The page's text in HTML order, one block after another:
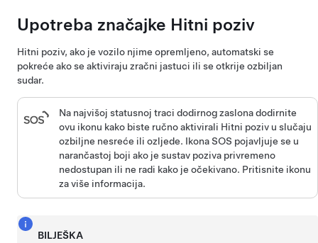
Upotreba značajke Hitni poziv
Hitni poziv, ako je vozilo njime opremljeno, automatski se
pokreće ako se aktiviraju zračni jastuci ili se otkrije ozbiljan
sudar.
Na najvišoj statusnoj traci dodirnog zaslonadodirnite
ovu ikonu kako biste ručno aktivirali Hitni poziv u slučaju
ozbiljne nesreće ili ozljede. Ikona SOS pojavljuje se u
narančastoj boji ako je sustav poziva privremeno
nedostupan ili ne radi kako je očekivano. Pritisnite ikonu
za više informacija.
BILJEŠKA